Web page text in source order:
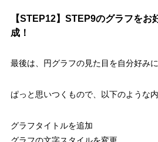
【STEP12】STEP9のグラフをお
成！
最後は、円グラフの見た目を自分好み
ぱっと思いつくもので、以下のような
グラフタイトルを追加
グラフの文字スタイルを変更